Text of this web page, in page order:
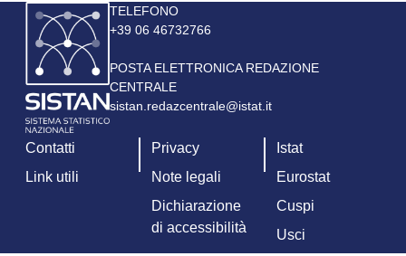
Immagine
TELEFONO
+39 06 46732766
POSTA ELETTRONICA REDAZIONE
CENTRALE
sistan.redazcentrale@istat.it
Contatti
Link utili
Privacy
Note legali
Dichiarazione
di accessibilità
Istat
Eurostat
Cuspi
Usci